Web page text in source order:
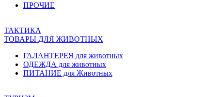
ПРОЧИЕ
ТАКТИКА
ТОВАРЫ ДЛЯ ЖИВОТНЫХ
ГАЛАНТЕРЕЯ для животных
ОДЕЖДА для животных
ПИТАНИЕ для Животных